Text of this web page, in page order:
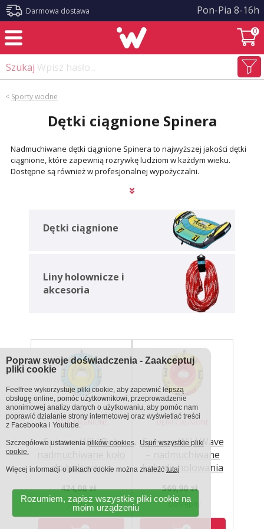
Darmowa dostawa Pon-Pia 8-16h
0
Szukaj Wpisz hasło...
< Sporty wodne
Dętki ciągnione Spinera
Nadmuchiwane dętki ciągnione Spinera to najwyższej jakości dętki
ciągnione, które zapewnią rozrywkę ludziom w każdym wieku.
Dostępne są również w profesjonalnej wypożyczalni.
Dętki ciągnione
Liny holownicze i
akcesoria
DĘTKI CIĄGNIONE
Spinera Wild Bob
do holowania
424,08 zł
Dostępny
Spinera Wild Wave
– nadmuchiwane
koło do holowania
569,90 zł
Dostępny
Popraw swoje doświadczenia - Zaakceptuj
pliki cookie
Feelfree wykorzystuje pliki cookie, aby zapewnić lepszą
obsługę online, pomóc użytkownikowi, przeprowadzenie
anonimowej analizy danych o użytkowaniu, aby pomóc nam
poprawić działanie strony internetowej oraz wyświetlać treści
z Facebooka i Youtube.
Szczegółowe ustawienia plików cookies. Usuń wszystkie pliki
cookie.
Więcej informacji o plikach cookie można znaleźć tutaj
Rozumiem, zapisz wszystkie pliki cookie na
moim urządzeniu
?>